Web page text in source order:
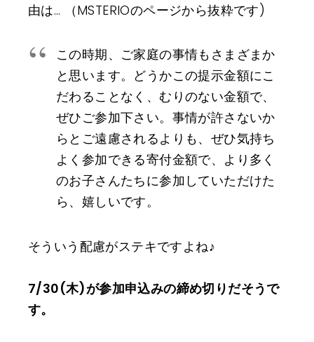
由は… （MSTERIOのページから抜粋です)
この時期、ご家庭の事情もさまざまか
と思います。どうかこの提示金額にこ
だわることなく、むりのない金額で、
ぜひご参加下さい。事情が許さないか
らとご遠慮されるよりも、ぜひ気持ち
よく参加できる寄付金額で、より多く
のお子さんたちに参加していただけた
ら、嬉しいです。
そういう配慮がステキですよね♪
7/30(木)が参加申込みの締め切りだそうで
す。